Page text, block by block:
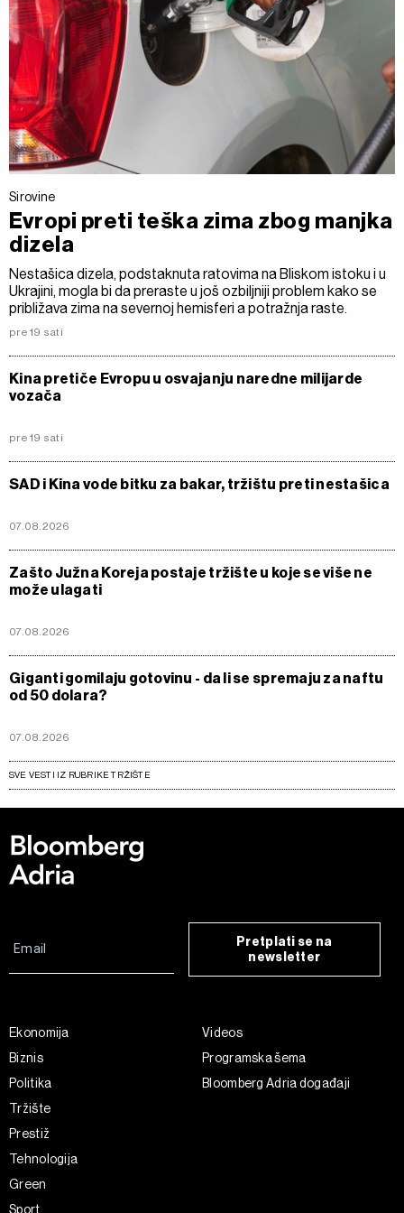
Sirovine
Evropi preti teška zima zbog manjka
dizela
Nestašica dizela, podstaknuta ratovima na Bliskom istoku i u
Ukrajini, mogla bi da preraste u još ozbiljniji problem kako se
približava zima na severnoj hemisferi a potražnja raste.
pre 19 sati
Kina pretiče Evropu u osvajanju naredne milijarde
vozača
pre 19 sati
SAD i Kina vode bitku za bakar, tržištu preti nestašica
07.08.2026
Zašto Južna Koreja postaje tržište u koje se više ne
može ulagati
07.08.2026
Giganti gomilaju gotovinu - da li se spremaju za naftu
od 50 dolara?
07.08.2026
SVE VESTI IZ RUBRIKE TRŽIŠTE
Pretplati se na
newsletter
Ekonomija
Biznis
Politika
Tržište
Prestiž
Tehnologija
Green
Sport
Videos
Programska šema
Bloomberg Adria događaji